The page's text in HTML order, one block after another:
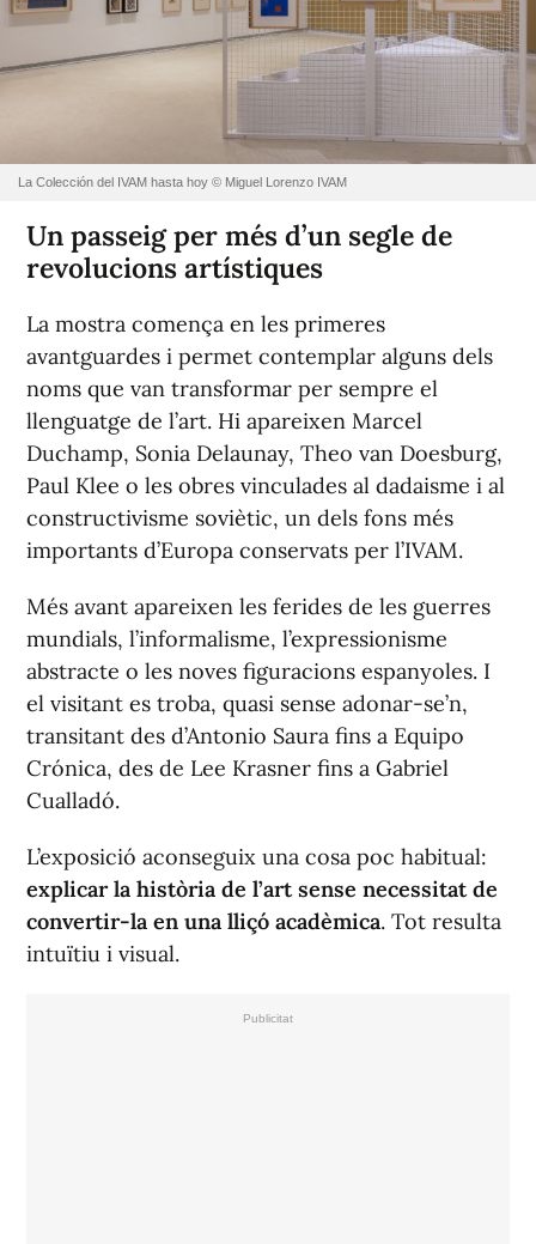
La Colección del IVAM hasta hoy © Miguel Lorenzo IVAM
Un passeig per més d’un segle de
revolucions artístiques
La mostra comença en les primeres
avantguardes i permet contemplar alguns dels
noms que van transformar per sempre el
llenguatge de l’art. Hi apareixen Marcel
Duchamp, Sonia Delaunay, Theo van Doesburg,
Paul Klee o les obres vinculades al dadaisme i al
constructivisme soviètic, un dels fons més
importants d’Europa conservats per l’IVAM.
Més avant apareixen les ferides de les guerres
mundials, l’informalisme, l’expressionisme
abstracte o les noves figuracions espanyoles. I
el visitant es troba, quasi sense adonar-se’n,
transitant des d’Antonio Saura fins a Equipo
Crónica, des de Lee Krasner fins a Gabriel
Cualladó.
L’exposició aconseguix una cosa poc habitual:
explicar la història de l’art sense necessitat de
convertir-la en una lliçó acadèmica. Tot resulta
intuïtiu i visual.